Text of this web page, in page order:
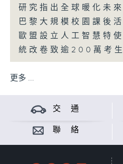
研究指出全球暖化未
巴黎大規模校園課後
歐盟設立人工智慧特
統改卷致逾200萬考
更多 ...
交 通
聯 絡